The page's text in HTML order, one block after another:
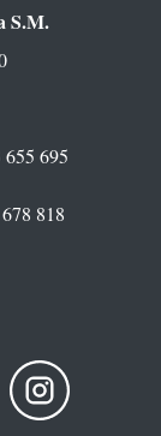
S.M.
655 695
818